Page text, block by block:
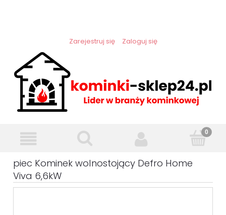
Zarejestruj się Zaloguj się
piec Kominek wolnostojący Defro Home
Viva 6,6kW